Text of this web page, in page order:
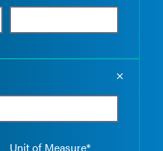
Unit of Measure*